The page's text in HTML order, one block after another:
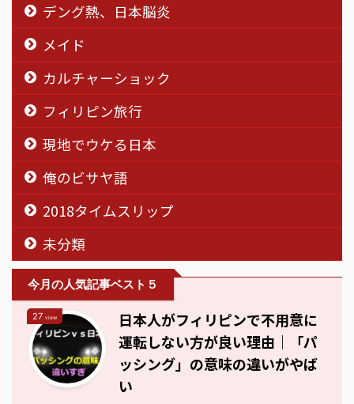
デング熱、日本脳炎
メイド
カルチャーショック
フィリピン旅行
現地でウケる日本
俺のビサヤ語
2018タイムスリップ
未分類
今月の人気記事ベスト５
27 view
日本人がフィリピンで不用意に
運転しない方が良い理由｜「パ
ッシング」の意味の違いがやば
い